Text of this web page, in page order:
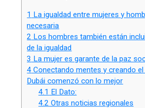
1 La igualdad entre mujeres y
necesaria
2 Los hombres también están
de la igualdad
3 La mujer es garante de la paz
4 Conectando mentes y creando
Dubái comenzó con lo mejor
4.1 El Dato:
4.2 Otras noticias regionales